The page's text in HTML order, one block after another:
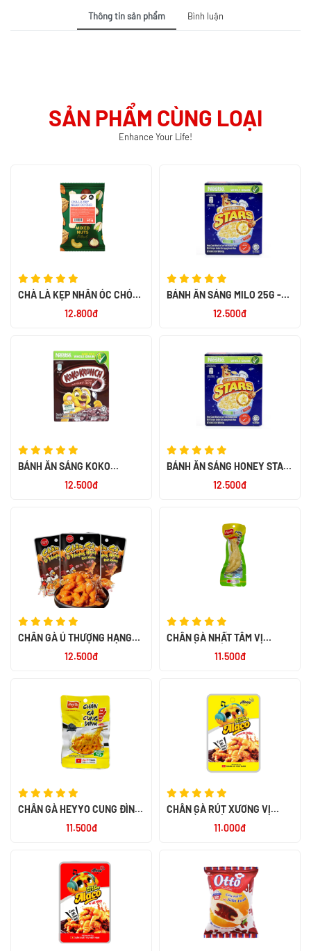
Thông tin sản phẩm Bình luận
SẢN PHẨM CÙNG LOẠI
Enhance Your Life!
CHÀ LÀ KẸP NHÂN ÓC CHÓ
MIX NUTS 60G - SMILE NUTS
12.800đ
BÁNH ĂN SÁNG MILO 25G -
NK PHILIPPIN
12.500đ
BÁNH ĂN SÁNG KOKO
12.500đ
BÁNH ĂN SÁNG HONEY STAR
12.500đ
CHÂN GÀ Ủ THƯỢNG HẠNG
12.500đ
CHÂN GÀ NHẤT TÂM VỊ
11.500đ
CHÂN GÀ HEYYO CUNG ĐÌNH
11.500đ
CHÂN GÀ RÚT XƯƠNG VỊ
11.000đ